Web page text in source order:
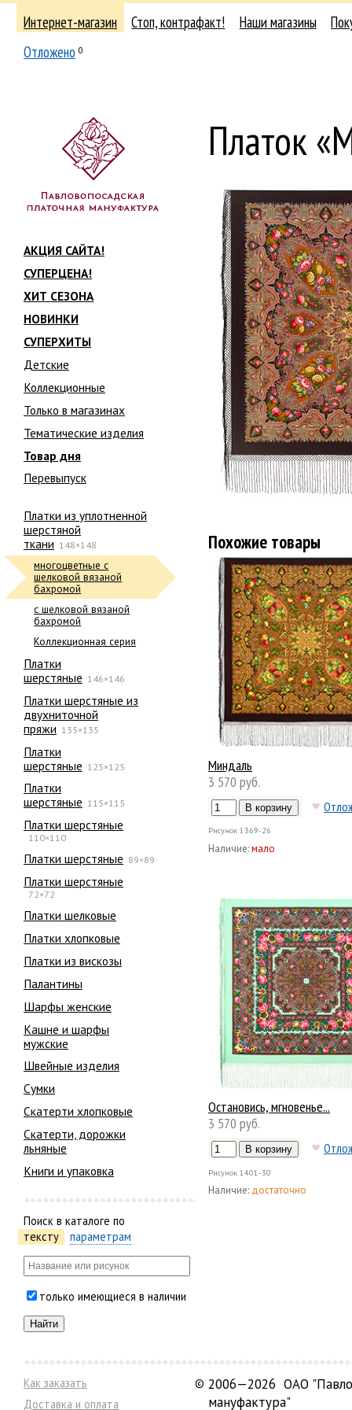
Интернет-магазин Стоп, контрафакт! Наши магазины
Отложено 0
АКЦИЯ САЙТА!
СУПЕРЦЕНА!
ХИТ СЕЗОНА
НОВИНКИ
СУПЕРХИТЫ
Детские
Коллекционные
Только в магазинах
Тематические изделия
Товар дня
Перевыпуск
Платки из уплотненной
шерстяной
ткани 148×148
многоцветные с
шелковой вязаной
бахромой
с шелковой вязаной
бахромой
Коллекционная серия
Платки
шерстяные 146×146
Платки шерстяные из
двухниточной
пряжи 135×135
Платки
шерстяные 125×125
Платки
шерстяные 115×115
Платки шерстяные
110×110
Платки шерстяные 89×89
Платки шерстяные
72×72
Платки шелковые
Платки хлопковые
Платки из вискозы
Палантины
Шарфы женские
Кашне и шарфы
мужские
Швейные изделия
Сумки
Скатерти хлопковые
Скатерти, дорожки
льняные
Книги и упаковка
Поиск в каталоге по
тексту
параметрам
только имеющиеся в наличии
Платок
Похожие товары
Миндаль
3 570 руб.
Рисунок 1369-26
Наличие:мало
Остановись, мгновенье...
3 570 руб.
Рисунок 1401-30
Наличие: достаточно
Как заказать
Доставка и оплата
© 2006—2026 ОАО
мануфактура"